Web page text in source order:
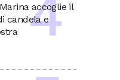
accoglie il
candela e